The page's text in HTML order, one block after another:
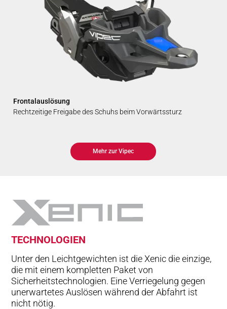
Frontalauslösung
Rechtzeitige Freigabe des Schuhs beim Vorwärtssturz
Mehr zur Vipec
TECH­NO­LO­GIEN
Unter den Leichtgewichten ist die Xenic die einzige,
die mit einem kompletten Paket von
Sicherheitstechnologien. Eine Verriegelung gegen
unerwartetes Auslösen während der Abfahrt ist
nicht nötig.